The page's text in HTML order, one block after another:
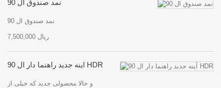
نمد صندوق ال 90
نمد صندوق ال 90
7,500,000 ریال
آینه جدید راهنما دار ال 90 HDR
و حالا محصولی جدید که خیلی از